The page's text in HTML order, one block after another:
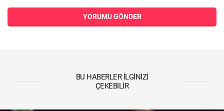
YORUMU GÖNDER
BU HABERLER İLGINIZI
ÇEKEBILIR